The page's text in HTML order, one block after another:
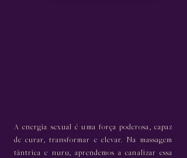
A energia sexual é uma força poderosa, capaz
de curar, transformar e elevar. Na massagem
tântrica e nuru, aprendemos a canalizar essa